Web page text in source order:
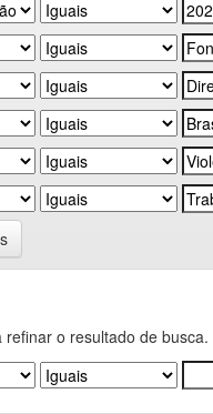
refinar o resultado de busca.